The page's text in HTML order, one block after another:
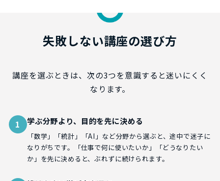
失敗しない講座の選び方
講座を選ぶときは、次の3つを意識すると迷いにくく
なります。
1 学ぶ分野より、目的を先に決める
「数学」「統計」「AI」など分野から選ぶと、途中で迷子に
なりがちです。「仕事で何に使いたいか」「どうなりたい
か」を先に決めると、ぶれずに続けられます。